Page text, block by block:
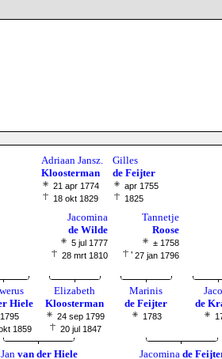
Adriaan Jansz.
Kloosterman
21 apr 1774
18 okt 1829
Jacomina
de Wilde
5 jul 1777
28 mrt 1810
Gilles
de Feijter
apr 1755
1825
Tannetje
Roose
± 1758
' 27 jan 1796
Hiele
1795
1859
Elizabeth
Kloosterman
24 sep 1799
20 jul 1847
Marinis
de Feijter
1783
de
Jan van der Hiele Jacomina de